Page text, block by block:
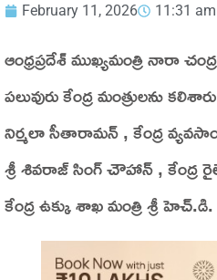
February 11, 2026 11:31 am
ఆంధ్రప్రదేశ్ ముఖ్యమంత్రి నారా
పలువురు కేంద్ర మంత్రులను
నిర్మలా సీతారామన్ , కేంద్ర
శ్రీ శివరాజ్ సింగ్ చౌహాన్ , కేంద్ర
కేంద్ర ఉక్కు శాఖ మంత్రి శ్రీ